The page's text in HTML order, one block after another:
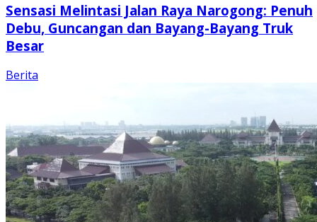
Sensasi Melintasi Jalan Raya Narogong: Penuh
Debu, Guncangan dan Bayang-Bayang Truk
Besar
Berita